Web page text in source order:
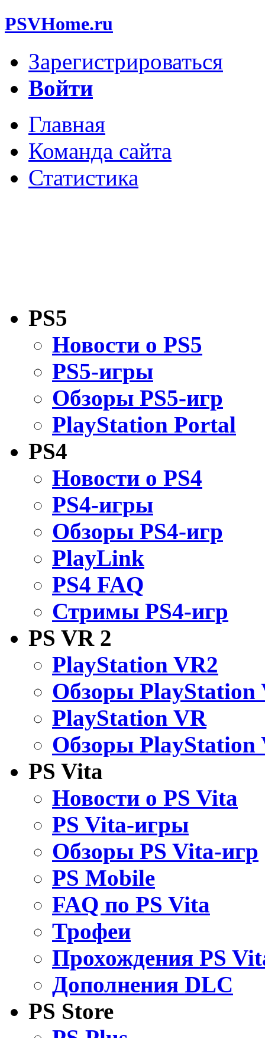
PSVHome.ru
Зарегистрироваться
Войти
Главная
Команда сайта
Статистика
PS5
Новости о PS5
PS5-игры
Обзоры PS5-игр
PlayStation Portal
PS4
Новости о PS4
PS4-игры
Обзоры PS4-игр
PlayLink
PS4 FAQ
Стримы PS4-игр
PS VR 2
PlayStation VR2
Обзоры PlayStation
PlayStation VR
Обзоры PlayStation
PS Vita
Новости о PS Vita
PS Vita-игры
Обзоры PS Vita-игр
PS Mobile
FAQ по PS Vita
Трофеи
Прохождения PS
Дополнения DLC
PS Store